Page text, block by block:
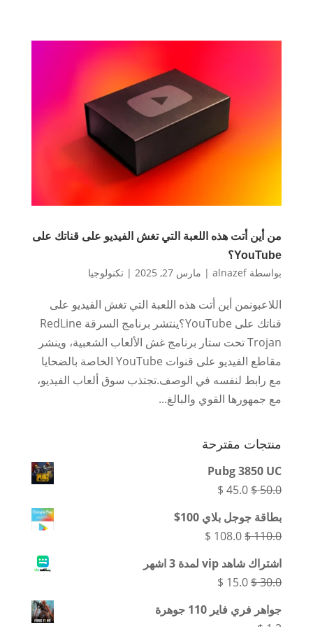
من أين أتت هذه اللعبة التي تغش الفيديو على قناتك على
YouTube؟
بواسطةalnazef
| مارس 27, 2025 | تكنولوجيا
اللاعبونمن أين أتت هذه اللعبة التي تغش الفيديو على
قناتك على YouTube؟ينتشر برنامج السرقة RedLine
Trojan تحت ستار برنامج غش الألعاب الشعبية، وينشر
مقاطع الفيديو على قنوات YouTube الخاصة بالضحايا
مع رابط لنفسه في الوصف.تجتذب سوق ألعاب الفيديو،
مع جمهورها القوي والبالغ...
منتجات مقترحة
Pubg 3850 UC
$50.0
السعر
هو:
$ 50.0.
$ 45.0 السعر
هو:
بطاقة جوجل بلاي 100$
$110.0
السعر
هو:
$ 108.0 السعر
هو:
اشتراك شاهد vip لمدة 3 اشهر
$30.0
السعر
هو:
$ 15.0 السعر
هو:
جواهر فري فاير 110 جوهرة